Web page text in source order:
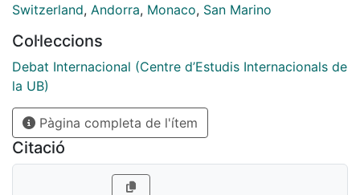
Switzerland, Andorra, Monaco, San Marino
Col·leccions
Debat Internacional (Centre d’Estudis Internacionals de
la UB)
Pàgina completa de l'ítem
Citació